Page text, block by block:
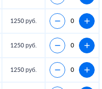
1250 руб.
1250 руб.
1250 руб.